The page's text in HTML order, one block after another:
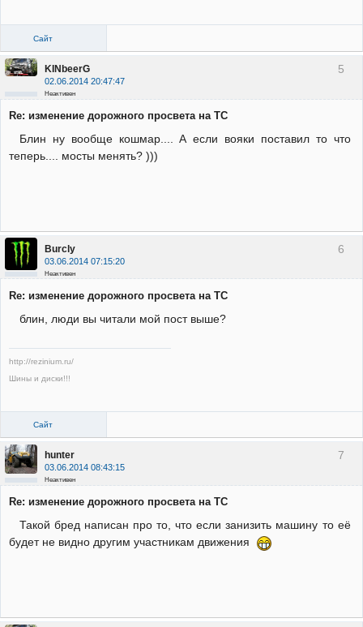
Сайт
5
KINbeerG
02.06.2014 20:47:47
Неактивен
Re: изменение дорожного просвета на ТС
Блин ну вообще кошмар.... А если вояки поставил то что
теперь.... мосты менять? )))
6
Burcly
03.06.2014 07:15:20
Неактивен
Re: изменение дорожного просвета на ТС
блин, люди вы читали мой пост выше?
http://rezinium.ru/
Шины и диски!!!
Сайт
7
hunter
03.06.2014 08:43:15
Неактивен
Re: изменение дорожного просвета на ТС
Такой бред написан про то, что если занизить машину то её
будет не видно другим участникам движения